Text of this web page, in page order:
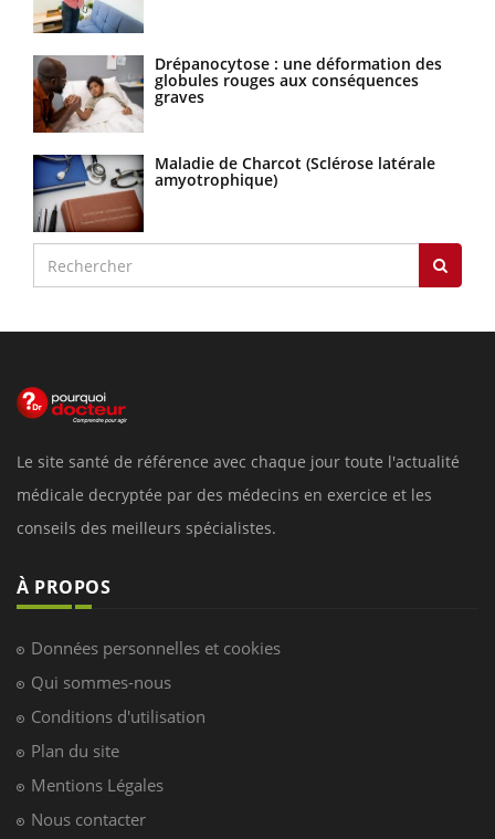
Drépanocytose : une déformation des
globules rouges aux conséquences
graves
Maladie de Charcot (Sclérose latérale
amyotrophique)
Le site santé de référence avec chaque jour toute l'actualité
médicale decryptée par des médecins en exercice et les
conseils des meilleurs spécialistes.
À PROPOS
Données personnelles et cookies
Qui sommes-nous
Conditions d'utilisation
Plan du site
Mentions Légales
Nous contacter